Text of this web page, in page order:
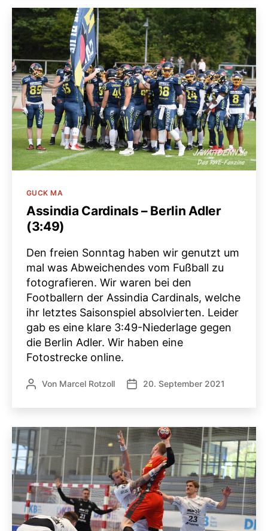
Kategorien
GUCK MA
Assindia Cardinals – Berlin Adler
(3:49)
Den freien Sonntag haben wir genutzt um
mal was Abweichendes vom Fußball zu
fotografieren. Wir waren bei den
Footballern der Assindia Cardinals, welche
ihr letztes Saisonspiel absolvierten. Leider
gab es eine klare 3:49-Niederlage gegen
die Berlin Adler. Wir haben eine
Fotostrecke online.
Beitragsautor
Von Marcel Rotzoll Veröffentlichungsdatum
20. September 2021